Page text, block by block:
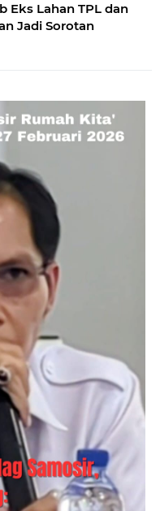
Eks Lahan TPL dan
Jadi Sorotan